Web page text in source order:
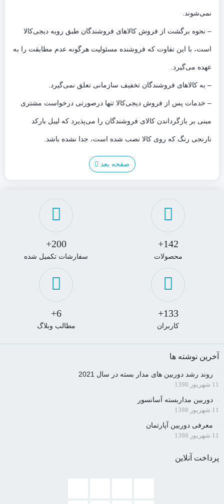
نمی‌شوند.
– نحوه برگشت از فروش کالاهای فروشندگان طبق رویه دیجی‌کالا
است، با این تفاوت که فروشنده مسئولیت هرگونه عدم مطابقت را به
عهده می‌گیرد.
– به کالاهای فروشندگان تخفیف سازمانی تعلق نمی‌گیرد.
– خدمات پس ‌از‌ فروش دیجی‌کالا تنها درصورتی درخواست مشتری
مبنی بر بازگرداندن کالای فروشندگان را می‌پذیرد که لیبل بارکد
نارنجی رنگ که روی کالا نصب شده است، جدا نشده باشد.
صفحه بعد
142+
محصولات
200+
سفارشات تکمیل شده
133+
کاربران
6+
مطالب وبلاگ
آخرین نوشته ها
روند رشد دوربین های مدار بسته در سال 2021
11 شهریور 1398
دوربین مداربسته آسانسور
11 شهریور 1398
معرفی دوربین آپارتمان
11 شهریور 1398
پرداخت آنلاین